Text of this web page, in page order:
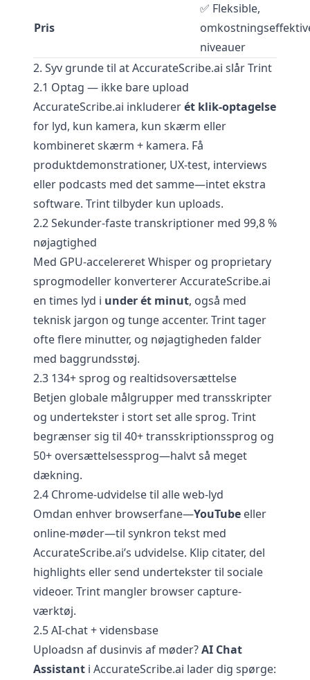
Pris
✅ Fleksible,
niveauer
2. Syv grunde til at AccurateScribe.ai slår Trint
2.1 Optag — ikke bare upload
AccurateScribe.ai inkludererét klik-optagelse
for lyd, kun kamera, kun skærm eller
kombineret skærm + kamera. Få
produktdemonstrationer, UX-test, interviews
eller podcasts med det samme—intet ekstra
software. Trint tilbyder kun uploads.
2.2 Sekunder-faste transkriptioner med 99,8 %
nøjagtighed
Med GPU-accelereret Whisper og proprietary
sprogmodeller konverterer AccurateScribe.ai
en times lyd i under ét minut, også med
teknisk jargon og tunge accenter. Trint tager
ofte flere minutter, og nøjagtigheden falder
med baggrundsstøj.
2.3 134+ sprog og realtidsoversættelse
Betjen globale målgrupper med transskripter
og undertekster i stort set alle sprog. Trint
begrænser sig til 40+ transskriptionssprog og
50+ oversættelsessprog—halvt så meget
dækning.
2.4 Chrome-udvidelse til alle web-lyd
Omdan enhver browserfane—YouTube eller
online-møder—til synkron tekst med
AccurateScribe.ai’s udvidelse. Klip citater, del
highlights eller send undertekster til sociale
videoer. Trint mangler browser capture-
værktøj.
2.5 AI-chat + vidensbase
Uploadsn af dusinvis af møder?AI Chat
Assistant i AccurateScribe.ai lader dig spørge: